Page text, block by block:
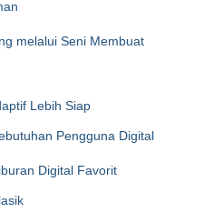
melalui Seni Membuat
Lebih Siap
Pengguna Digital
Digital Favorit